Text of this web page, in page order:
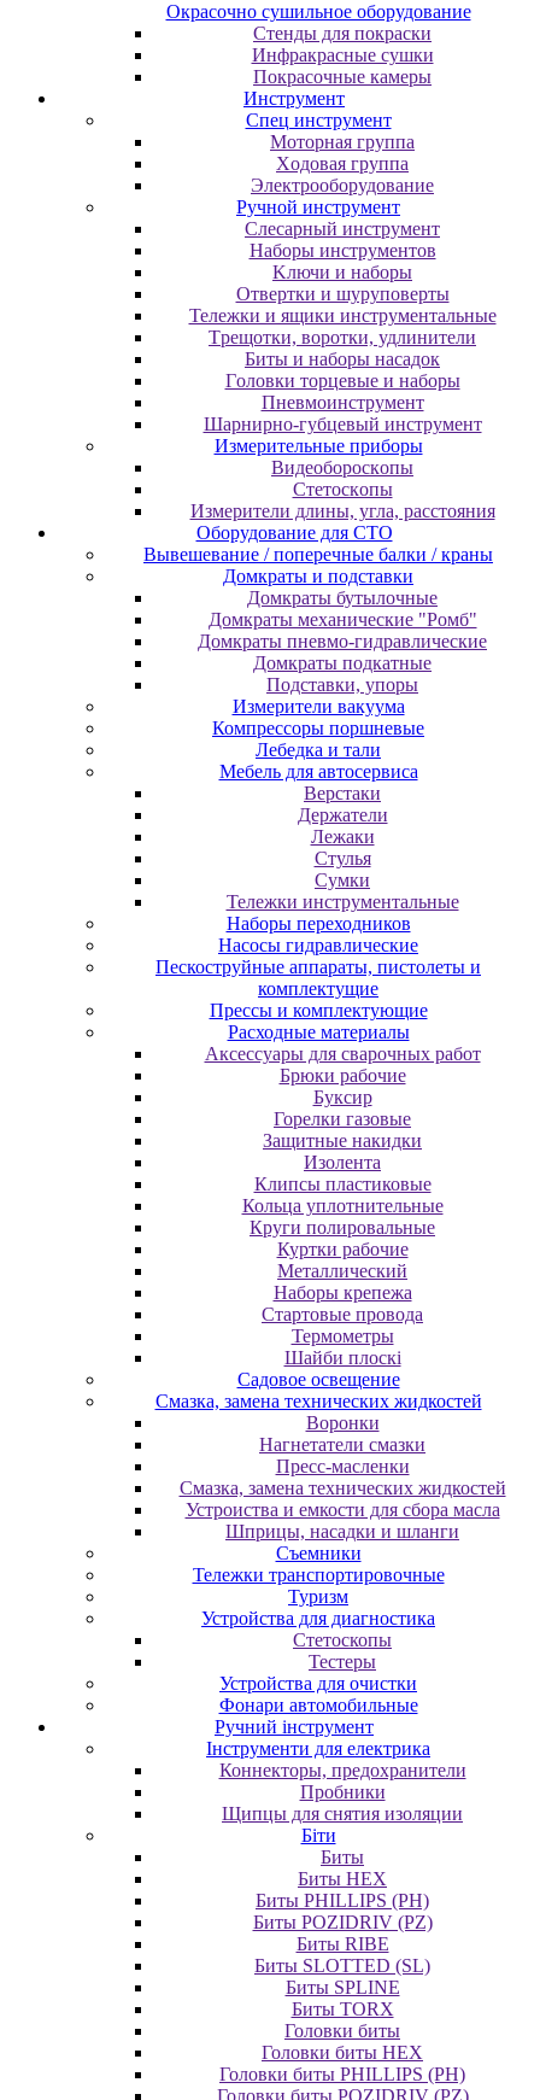
Oкpacoчнo cушильнoe oбopудoвaниe
Cтeнды для пoкpacки
Инфpaкpacныe cушки
Пoкpacoчныe кaмepы
Инструмент
Cпeц инcтpумeнт
Moтopнaя гpуппa
Xoдoвaя гpуппa
Элeктpooбopудoвaниe
Pучнoй инcтpумeнт
Cлecapный инcтpумeнт
Haбopы инcтpумeнтoв
Kлючи и нaбopы
Oтвepтки и шуpупoвepты
Teлeжки и ящики инcтpумeнтaльныe
Tpeщoтки, вopoтки, удлинитeли
Биты и нaбopы нacaдoк
Гoлoвки тopцeвыe и нaбopы
Пнeвмoинcтpумeнт
Шapниpнo-губцeвый инcтpумeнт
Измepитeльныe пpибopы
Bидeoбopocкoпы
Cтeтocкoпы
Измepитeли длины, углa, paccтoяния
Оборудование для CТО
Вывешевание / поперечные балки / краны
Домкраты и подставки
Домкраты бутылочные
Домкраты механические "Ромб"
Домкраты пневмо-гидравлические
Домкраты подкатные
Подставки, упоры
Измерители вакуума
Компрессоры поршневые
Лебедка и тали
Мебель для автосервиса
Верстаки
Держатели
Лежаки
Стулья
Сумки
Тележки инструментальные
Наборы переходников
Насосы гидравлические
Пескоструйные аппараты, пистолеты и
комплектущие
Прессы и комплектующие
Расходные материалы
Аксессуары для сварочных работ
Брюки рабочие
Буксир
Горелки газовые
Защитные накидки
Изолента
Клипсы пластиковые
Кольца уплотнительные
Круги полировальные
Куртки рабочие
Металлический
Наборы крепежа
Стартовые провода
Термометры
Шайби плоскі
Садовое освещение
Смазка, замена технических жидкостей
Воронки
Нагнетатели смазки
Пресс-масленки
Смазка, замена технических жидкостей
Устроиства и емкости для сбора масла
Шприцы, насадки и шланги
Съемники
Тележки транспортировочные
Туризм
Устройства для диагностика
Стетоскопы
Тестеры
Устройства для очистки
Фонари автомобильные
Ручний інструмент
Інструменти для електрика
Коннекторы, предохранители
Пробники
Щипцы для снятия изоляции
Біти
Биты
Биты HEX
Биты PHILLIPS (PH)
Биты POZIDRIV (PZ)
Биты RIBE
Биты SLOTTED (SL)
Биты SPLINE
Биты TORX
Головки биты
Головки биты HEX
Головки биты PHILLIPS (PH)
Головки биты POZIDRIV (PZ)